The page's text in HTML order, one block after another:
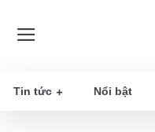
Tin tức Nổi bật